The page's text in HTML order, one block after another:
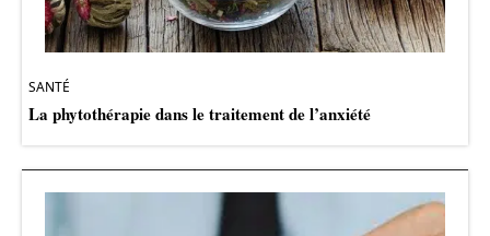
SANTÉ
La phytothérapie dans le traitement de l’anxiété